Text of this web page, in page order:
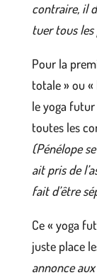
contraire, il
tuer tous
Pour la
totale » ou
le yoga
toutes les
(Pénélope
ait pris de
fait d’être
Ce « yoga
juste place
annonce